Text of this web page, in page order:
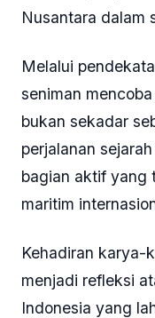
Nusantara dalam
Melalui
seniman
bukan sekadar
perjalanan
bagian aktif yang
maritim
Kehadiran karya-
menjadi refleksi
Indonesia yang